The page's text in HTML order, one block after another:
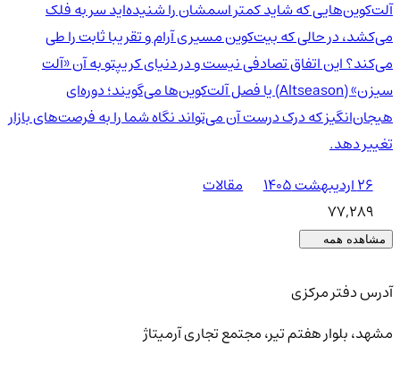
آلت‌کوین‌هایی که شاید کمتر اسمشان را شنیده‌اید سر به فلک
می‌کشد، در حالی که بیت‌کوین مسیری آرام و تقریبا ثابت را طی
می‌کند؟ این اتفاق تصادفی نیست و در دنیای کریپتو به آن «آلت
سیزن» (Altseason) یا فصل آلت‌کوین‌ها می‌گویند؛ دوره‌ای
هیجان‌انگیز که درک درست آن می‌تواند نگاه شما را به فرصت‌های بازار
تغییر دهد.
۲۶ اردیبهشت ۱۴۰۵
مقالات
77,289
مشاهده همه
آدرس دفتر مرکزی
مشهد، بلوار هفتم تیر، مجتمع تجاری آرمیتاژ